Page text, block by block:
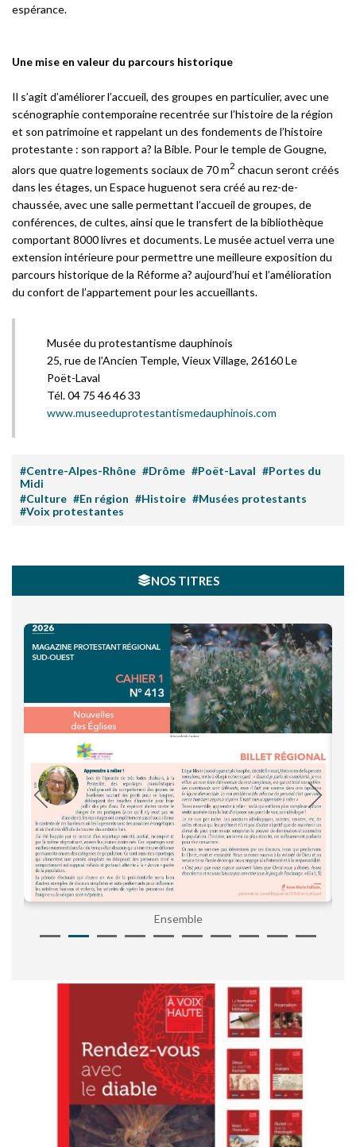
espérance.
Une mise en valeur du parcours historique
Il s’agit d’améliorer l’accueil, des groupes en particulier, avec une
scénographie contemporaine recentrée sur l’histoire de la région
et son patrimoine et rappelant un des fondements de l’histoire
protestante : son rapport a? la Bible. Pour le temple de Gougne,
alors que quatre logements sociaux de 70 m2 chacun seront créés
dans les étages, un Espace huguenot sera créé au rez-de-
chaussée, avec une salle permettant l’accueil de groupes, de
conférences, de cultes, ainsi que le transfert de la bibliothèque
comportant 8000 livres et documents. Le musée actuel verra une
extension intérieure pour permettre une meilleure exposition du
parcours historique de la Réforme a? aujourd’hui et l’amélioration
du confort de l’appartement pour les accueillants.
Musée du protestantisme dauphinois
25, rue de l’Ancien Temple, Vieux Village, 26160 Le
Poët-Laval
Tél. 04 75 46 46 33
www.museeduprotestantismedauphinois.com
#Centre-Alpes-Rhône #Drôme #Poët-Laval #Portes du
Midi
#Culture #En région #Histoire #Musées protestants
#Voix protestantes
NOS TITRES
Ensemble